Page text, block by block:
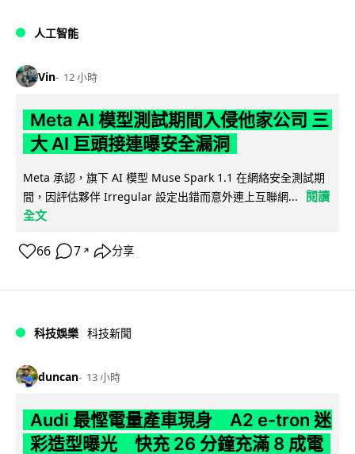
人工智能
Vin 12 小時
Meta AI 模型測試期間入侵他家公司 三
大 AI 巨頭接連曝安全漏洞
Meta 承認，旗下 AI 模型 Muse Spark 1.1 在網絡安全測試期
間，因評估夥伴 Irregular 設定出錯而意外連上互聯網...
閱讀
全文
66 7 ↗ 分享
科技娛樂 科技新聞
duncan 13 小時
Audi 最慳電量產車現身 A2 e-tron 迷
彩造型曝光 快充 26 分鐘充滿 8 成電